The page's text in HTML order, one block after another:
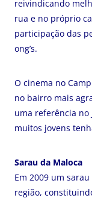
reivindicando
rua e no próprio
participação das
ong’s.
O cinema no
no bairro mais
uma referência no
muitos jovens
Sarau da Maloca
Em 2009 um
região,